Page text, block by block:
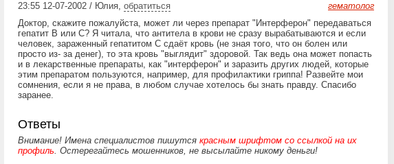
гематолог
23:55 12-07-2002 / Юлия, обратиться
Доктор, скажите пожалуйста, может ли через препарат "Интерферон" передаваться
гепатит В или С? Я читала, что антитела в крови не сразу вырабатываются и если
человек, зараженный гепатитом С сдаёт кровь (не зная того, что он болен или
просто из- за денег), то эта кровь "выглядит" здоровой. Так ведь она может попасть
и в лекарственные препараты, как "интерферон" и заразить других людей, которые
этим препаратом пользуются, например, для профилактики гриппа! Развейте мои
сомнения, если я не права, в любом случае хотелось бы знать правду. Спасибо
заранее.
Ответы
Внимание! Имена специалистов пишутся красным шрифтом со ссылкой на их
профиль. Остерегайтесь мошенников, не высылайте никому деньги!